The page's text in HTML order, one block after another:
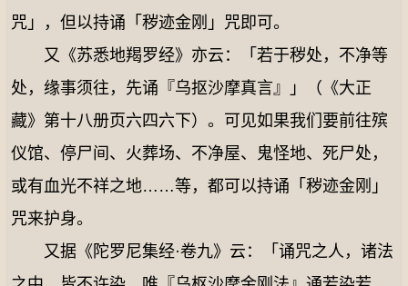
咒」，但以持诵「秽迹金刚」咒即可。
又《苏悉地羯罗经》亦云：「若于秽处，不净等
处，缘事须往，先诵『乌抠沙摩真言』」（《大正
藏》第十八册页六四六下）。可见如果我们要前往殡
仪馆、停尸间、火葬场、不净屋、鬼怪地、死尸处，
或有血光不祥之地……等，都可以持诵「秽迹金刚」
咒来护身。
又据《陀罗尼集经·卷九》云：「诵咒之人，诸法